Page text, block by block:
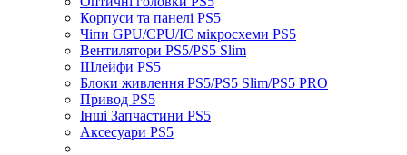
Корпуси та панелі PS5
Чіпи GPU/CPU/IC мікросхеми PS5
Вентилятори PS5/PS5 Slim
Шлейфи PS5
Блоки живлення PS5/PS5 Slim/PS5 PRO
Привод PS5
Інші Запчастини PS5
Аксесуари PS5